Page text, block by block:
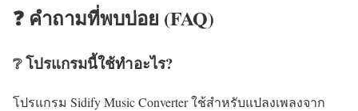
❓ คำถามที่พบบ่อย (FAQ)
❔ โปรแกรมนี้ใช้ทำอะไร?
โปรแกรม Sidify Music Converter ใช้สำหรับแปลงเพลงจาก